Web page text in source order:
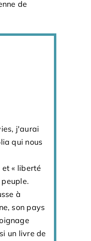
de
j'aurai
qui nous
« liberté
à
son pays
un livre de